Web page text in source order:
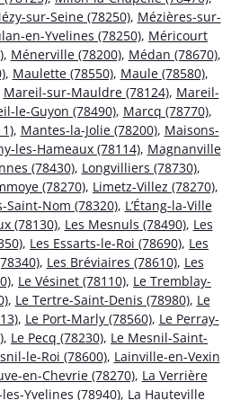
sur-Seine (78250), Mézières-sur-
en-Yvelines (78250), Méricourt
, Ménerville (78200), Médan (78670),
, Maulette (78550), Maule (78580),
Mareil-sur-Mauldre (78124), Mareil-
le-Guyon (78490), Marcq (78770),
, Mantes-la-Jolie (78200), Maisons-
les-Hameaux (78114), Magnanville
(78430), Longvilliers (78730),
(78270), Limetz-Villez (78270),
Saint-Nom (78320), L’Étang-la-Ville
(78130), Les Mesnuls (78490), Les
, Les Essarts-le-Roi (78690), Les
, Les Bréviaires (78610), Les
, Le Vésinet (78110), Le Tremblay-
, Le Tertre-Saint-Denis (78980), Le
, Le Port-Marly (78560), Le Perray-
, Le Pecq (78230), Le Mesnil-Saint-
le-Roi (78600), Lainville-en-Vexin
en-Chevrie (78270), La Verrière
Yvelines (78940), La Hauteville